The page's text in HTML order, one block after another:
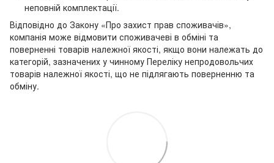
неповній комплектації.
Відповідно до Закону «Про захист прав споживачів»,
компанія може відмовити споживачеві в обміні та
поверненні товарів належної якості, якщо вони належать до
категорій, зазначених у чинному Переліку непродовольчих
товарів належної якості, що не підлягають поверненню та
обміну.